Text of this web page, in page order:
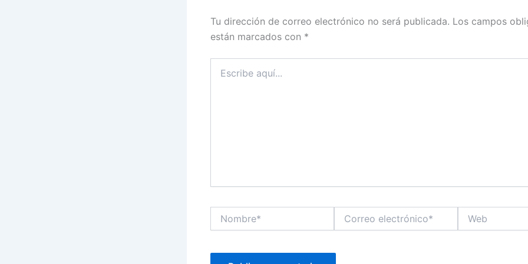
Tu dirección de correo electrónico no será publicada. Los campos
están marcados con *
aquí...
electrónico*